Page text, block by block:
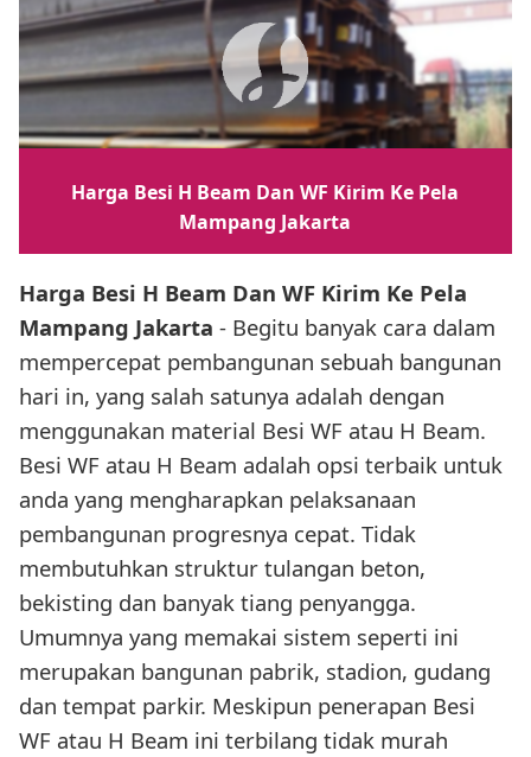
Harga Besi H Beam Dan WF Kirim Ke Pela
Mampang Jakarta
Harga Besi H Beam Dan WF Kirim Ke Pela
Mampang Jakarta - Begitu banyak cara dalam
mempercepat pembangunan sebuah bangunan
hari in, yang salah satunya adalah dengan
menggunakan material Besi WF atau H Beam.
Besi WF atau H Beam adalah opsi terbaik untuk
anda yang mengharapkan pelaksanaan
pembangunan progresnya cepat. Tidak
membutuhkan struktur tulangan beton,
bekisting dan banyak tiang penyangga.
Umumnya yang memakai sistem seperti ini
merupakan bangunan pabrik, stadion, gudang
dan tempat parkir. Meskipun penerapan Besi
WF atau H Beam ini terbilang tidak murah